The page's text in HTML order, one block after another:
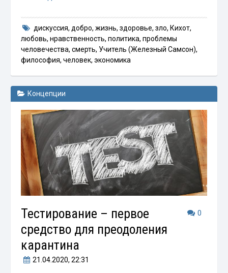
дискуссия, добро, жизнь, здоровье, зло, Кихот,
любовь,нравственность,политика,проблемы
человечества,смерть, Учитель (Железный Самсон),
философия,человек,экономика
Концепции
0
Тестирование – первое
средство для преодоления
карантина
21.04.2020, 22:31